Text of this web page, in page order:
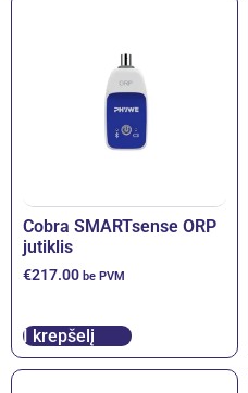
Cobra SMARTsense ORP
jutiklis
€217.00 be PVM
Į krepšelį